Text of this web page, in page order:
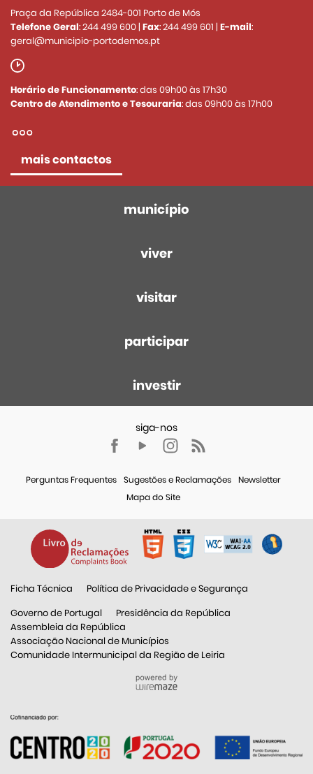
Praça da República 2484-001 Porto de Mós
Telefone Geral:244 499 600| Fax:244 499 601 | E-mail:
geral@municipio-portodemos.pt
Horário de Funcionamento: das 09h00 às 17h30
Centro de Atendimento e Tesouraria: das 09h00 às 17h00
mais contactos
município
viver
visitar
participar
investir
Perguntas Frequentes Sugestões e Reclamações
Newsletter
Mapa do Site
Ficha Técnica
Política de Privacidade e Segurança
Governo de Portugal
Presidência da República
Assembleia da República
Associação Nacional de Municípios
Comunidade Intermunicipal da Região de Leiria